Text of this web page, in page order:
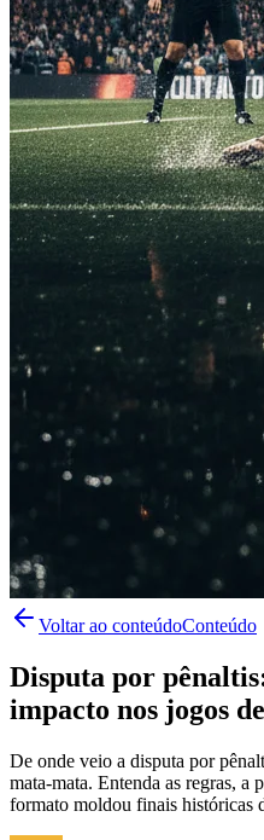
Voltar ao conteúdoConteúdo
Disputa por
impacto nos jogos
De onde veio a disputa por
mata-mata. Entenda as regras, a
formato moldou finais históricas